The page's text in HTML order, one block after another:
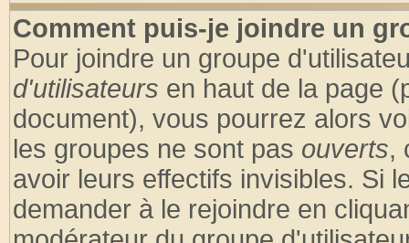
Comment puis-je joindre un
Pour joindre un groupe
d'utilisateurs en haut de la page
document), vous pourrez alors
les groupes ne sont pas ouverts,
avoir leurs effectifs invisibles. Si
demander à le rejoindre en